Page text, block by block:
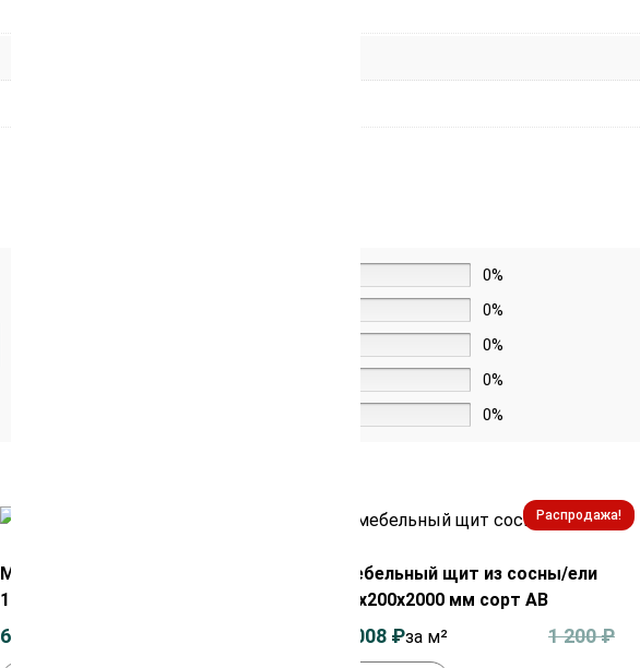
0%
0%
0%
0%
0%
Мебельный щит из сосны/ели
18х500х800 мм сорт АВ
630
Распродажа!
Мебельный щит из сосны/ели
18х200х2000 мм сорт АВ
1 200₽
1 008 ₽за м²